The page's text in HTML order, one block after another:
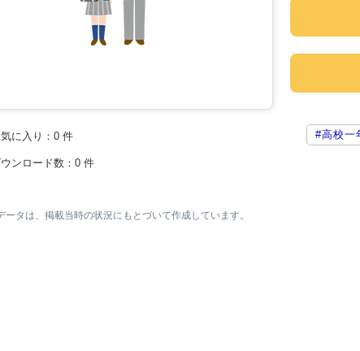
に入り：0 件
ンロード数：0 件
#高校一
ータは、掲載当時の状況にもとづいて作成しています。